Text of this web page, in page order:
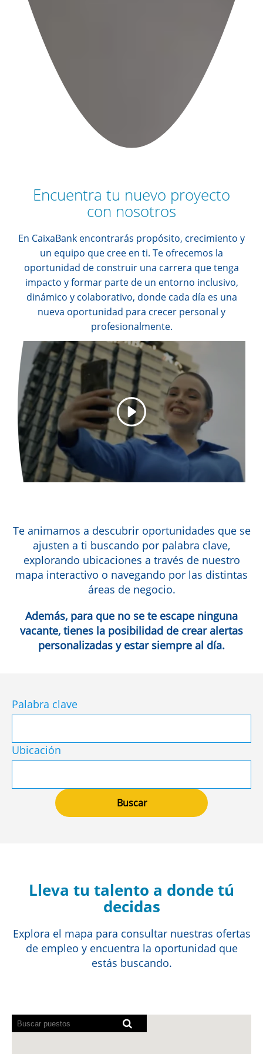
Encuentra tu nuevo proyecto
con nosotros
En CaixaBank encontrarás propósito, crecimiento y
un equipo que cree en ti. Te ofrecemos la
oportunidad de construir una carrera que tenga
impacto y formar parte de un entorno inclusivo,
dinámico y colaborativo, donde cada día es una
nueva oportunidad para crecer personal y
profesionalmente.
Te animamos a descubrir oportunidades que se
ajusten a ti buscando por palabra clave,
explorando ubicaciones a través de nuestro
mapa interactivo o navegando por las distintas
áreas de negocio.
Además, para que no se te escape ninguna
vacante, tienes la posibilidad de crear alertas
personalizadas y estar siempre al día.
Palabra clave
Ubicación
Lleva tu talento a donde tú
decidas
Explora el mapa para consultar nuestras ofertas
de empleo y encuentra la oportunidad que
estás buscando.
Los
lectores